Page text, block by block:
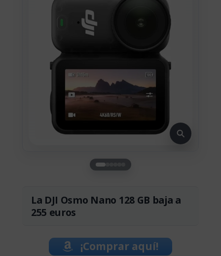
La DJI Osmo Nano 128 GB baja a
255 euros
¡Comprar aquí!